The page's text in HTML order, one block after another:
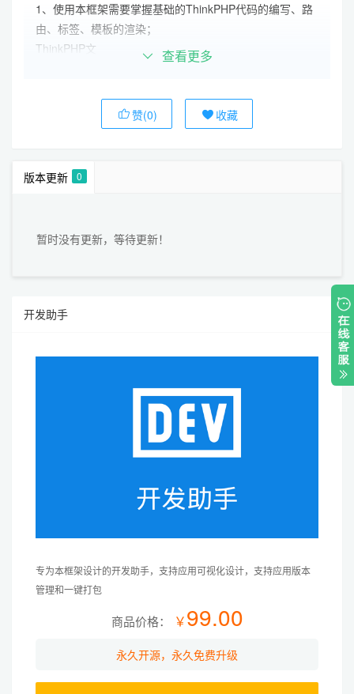
1、使用本框架需要掌握基础的ThinkPHP代码的编写、路
由、标签、模板的渲染；
ThinkPHP文
https://www.kancloud.cn/manual/think-
template/1286403
https://www.workerman.net/doc/webman/install.html
2、前端需要掌握JavaScript代码的编写，以及layui各种组
JavaScript 基础入
查看更多
赞(0) 收藏
版本更新 0
暂时没有更新，等待更新！
开发助手
专为本框架设计的开发助手，支持应用可视化设计，支持应用版本
管理和一键打包
商品价格： ￥99.00
永久开源，永久免费升级